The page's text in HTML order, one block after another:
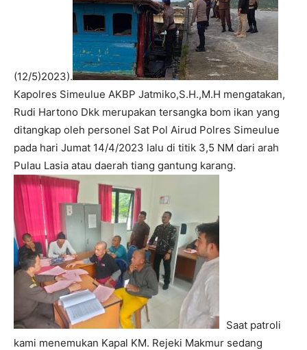
(12/5)2023).
Kapolres Simeulue AKBP Jatmiko,S.H.,M.H mengatakan,
Rudi Hartono Dkk merupakan tersangka bom ikan yang
ditangkap oleh personel Sat Pol Airud Polres Simeulue
pada hari Jumat 14/4/2023 lalu di titik 3,5 NM dari arah
Pulau Lasia atau daerah tiang gantung karang.
Saat patroli
kami menemukan Kapal KM. Rejeki Makmur sedang